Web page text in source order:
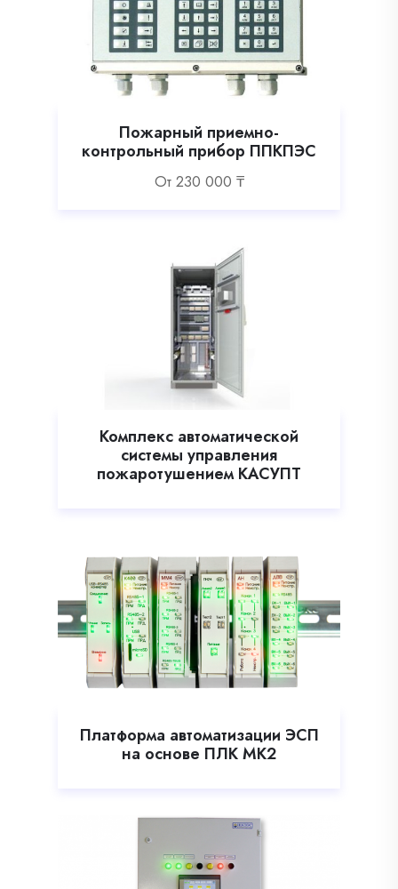
Пожарный приемно-
контрольный прибор ППКПЭС
Oт 230 000 ₸
Комплекс автоматической
системы управления
пожаротушением КАСУПТ
Платформа автоматизации ЭСП
на основе ПЛК МК2